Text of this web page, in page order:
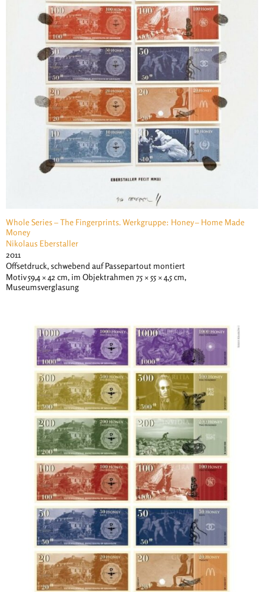
Whole Series – The Fingerprints. Werkgruppe: Honey – Home Made
Money
Nikolaus Eberstaller
2011
Offsetdruck, schwebend auf Passepartout montiert
Motiv 59,4 × 42 cm, im Objektrahmen 75 × 55 × 4,5 cm,
Museumsverglasung